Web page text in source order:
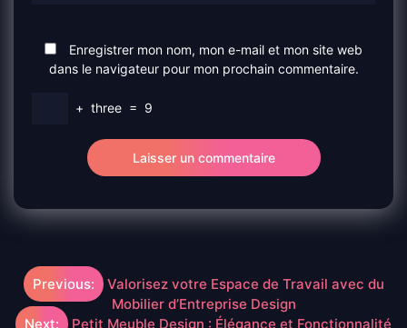
Enregistrer mon nom, mon e-mail et mon site web
dans le navigateur pour mon prochain commentaire.
+ three = 9
Navigation
Previous:
Valorisez votre Espace de Travail avec du
Mobilier d’Entreprise Design
Next:
Petit Meuble Design : Élégance et Fonctionnalité